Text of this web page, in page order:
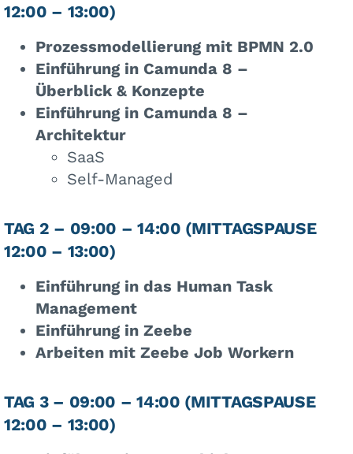
12:00 – 13:00)
Prozessmodellierung mit BPMN 2.0
Einführung in Camunda 8 –
Überblick & Konzepte
Einführung in Camunda 8 –
Architektur
SaaS
Self-Managed
TAG 2 – 09:00 – 14:00 (MITTAGSPAUSE
12:00 – 13:00)
Einführung in das Human Task
Management
Einführung in Zeebe
Arbeiten mit Zeebe Job Workern
TAG 3 – 09:00 – 14:00 (MITTAGSPAUSE
12:00 – 13:00)